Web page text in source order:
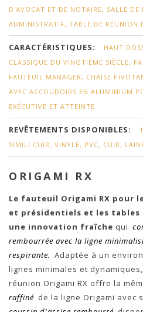
D'AVOCAT ET DE NOTAIRE, SALLE
ADMINISTRATIF, TABLE DE RÉUNION
CARACTÉRISTIQUES:
HAUT
CLASSIQUE DU VINGTIÈME SIÈCLE,
FAUTEUIL MANAGER, CHAISE
AVEC ACCOUDOIRS EN ALUMINIUM
EXÉCUTIVE ET ATTEINTE
REVÊTEMENTS DISPONIBLES:
SIMILI CUIR, VINYLE, PVC, CUIR,
ORIGAMI RX
Le fauteuil Origami RX pour
et présidentiels et les tables
une innovation fraîche qui
rembourrée avec la ligne
respirante. Adaptée à un
lignes minimales et
réunion Origami RX offre la
raffiné de la ligne Origami avec